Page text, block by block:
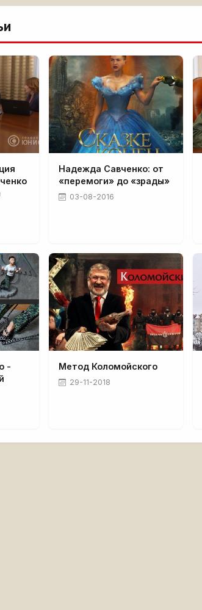
Надежда Савченко: от
«перемоги» до «зрады»
03-08-2016
-
Метод Коломойского
29-11-2018